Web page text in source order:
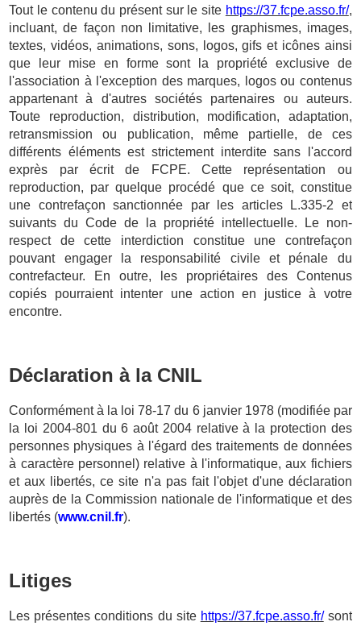
Tout le contenu du présent sur le site https://37.fcpe.asso.fr/,
incluant, de façon non limitative, les graphismes, images,
textes, vidéos, animations, sons, logos, gifs et icônes ainsi
que leur mise en forme sont la propriété exclusive de
l'association à l'exception des marques, logos ou contenus
appartenant à d'autres sociétés partenaires ou auteurs.
Toute reproduction, distribution, modification, adaptation,
retransmission ou publication, même partielle, de ces
différents éléments est strictement interdite sans l'accord
exprès par écrit de FCPE. Cette représentation ou
reproduction, par quelque procédé que ce soit, constitue
une contrefaçon sanctionnée par les articles L.335-2 et
suivants du Code de la propriété intellectuelle. Le non-
respect de cette interdiction constitue une contrefaçon
pouvant engager la responsabilité civile et pénale du
contrefacteur. En outre, les propriétaires des Contenus
copiés pourraient intenter une action en justice à votre
encontre.
Déclaration à la CNIL
Conformément à la loi 78-17 du 6 janvier 1978 (modifiée par
la loi 2004-801 du 6 août 2004 relative à la protection des
personnes physiques à l'égard des traitements de données
à caractère personnel) relative à l'informatique, aux fichiers
et aux libertés, ce site n'a pas fait l'objet d'une déclaration
auprès de la Commission nationale de l'informatique et des
libertés (www.cnil.fr).
Litiges
Les présentes conditions du site https://37.fcpe.asso.fr/sont